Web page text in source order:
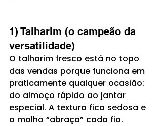
1) Talharim (o campeão da
versatilidade)
O talharim fresco está no topo
das vendas porque funciona em
praticamente qualquer ocasião:
do almoço rápido ao jantar
especial. A textura fica sedosa e
o molho “abraça” cada fio.